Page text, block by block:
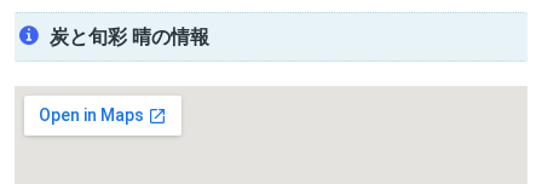
炭と旬彩 晴の情報